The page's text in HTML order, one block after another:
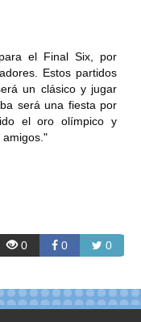
el Final Six, por
Estos partidos
un clásico y jugar
será una fiesta por
el oro olímpico y
amigos."
0 0 0